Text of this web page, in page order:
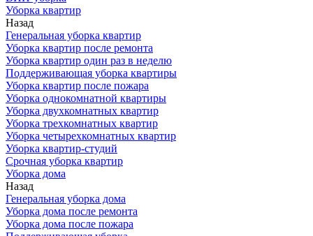
Уборка квартир
Назад
Генеральная уборка квартир
Уборка квартир после ремонта
Уборка квартир один раз в неделю
Поддерживающая уборка квартиры
Уборка квартир после пожара
Уборка однокомнатной квартиры
Уборка двухкомнатных квартир
Уборка трехкомнатных квартир
Уборка четырехкомнатных квартир
Уборка квартир-студий
Срочная уборка квартир
Уборка дома
Назад
Генеральная уборка дома
Уборка дома после ремонта
Уборка дома после пожара